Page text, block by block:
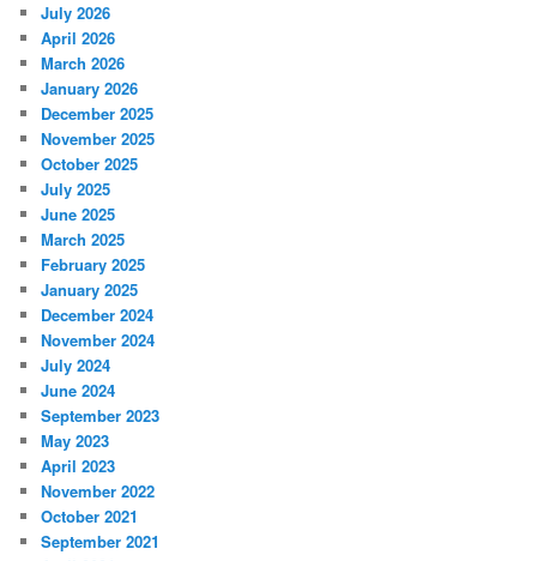
July 2026
April 2026
March 2026
January 2026
December 2025
November 2025
October 2025
July 2025
June 2025
March 2025
February 2025
January 2025
December 2024
November 2024
July 2024
June 2024
September 2023
May 2023
April 2023
November 2022
October 2021
September 2021